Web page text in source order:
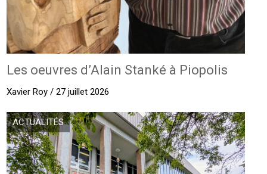
Les oeuvres d’Alain Stanké à Piopolis
Xavier Roy / 27 juillet 2026
ACTUALITÉS